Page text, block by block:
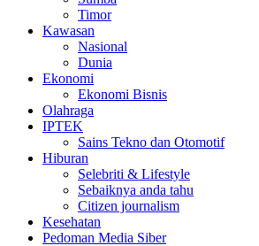
Timor
Kawasan
Nasional
Dunia
Ekonomi
Ekonomi Bisnis
Olahraga
IPTEK
Sains Tekno dan Otomotif
Hiburan
Selebriti & Lifestyle
Sebaiknya anda tahu
Citizen journalism
Kesehatan
Pedoman Media Siber